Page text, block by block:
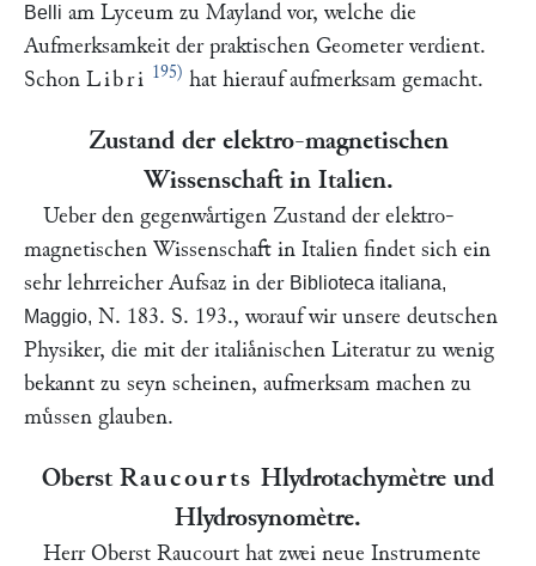
Belli am Lyceum zu Mayland vor, welche die
Aufmerksamkeit der praktischen Geometer verdient.
Schon Libri 195) hat hierauf aufmerksam gemacht.
Zustand der elektro-magnetischen
Wissenschaft in Italien.
Ueber den gegenwaͤrtigen Zustand der elektro-
magnetischen Wissenschaft in Italien findet sich ein
sehr lehrreicher Aufsaz in der Biblioteca italiana,
Maggio, N. 183. S. 193., worauf wir unsere deutschen
Physiker, die mit der italiaͤnischen Literatur zu wenig
bekannt zu seyn scheinen, aufmerksam machen zu
muͤssen glauben.
Oberst Raucourts Hlydrotachymètre und
Hlydrosynomètre.
Herr Oberst Raucourt hat zwei neue Instrumente